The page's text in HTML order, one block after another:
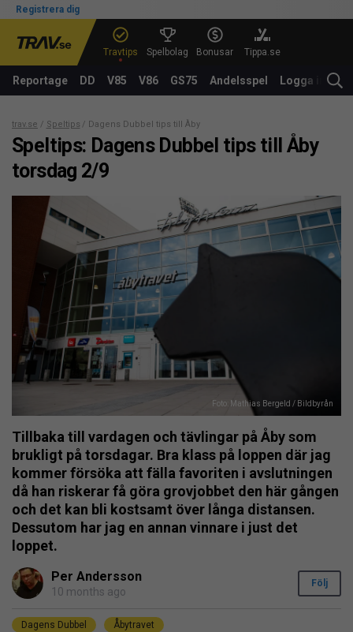
Registrera dig
Travtips Spelbolag Bonusar Tippa.se
Reportage DD V85 V86 GS75 Andelsspel Logga in
trav.se Speltips Dagens Dubbel tips till Åby torsdag 2/9
Speltips: Dagens Dubbel tips till Åby
torsdag 2/9
Foto: Mathias Bergeld / Bildbyrån
Tillbaka till vardagen och tävlingar på Åby som
brukligt på torsdagar. Bra klass på loppen där jag
kommer försöka att fälla favoriten i avslutningen
då han riskerar få göra grovjobbet den här gången
och det kan bli kostsamt över långa distansen.
Dessutom har jag en annan vinnare i just det
loppet.
Per Andersson
10 months ago
Följ
Dagens Dubbel Åbytravet